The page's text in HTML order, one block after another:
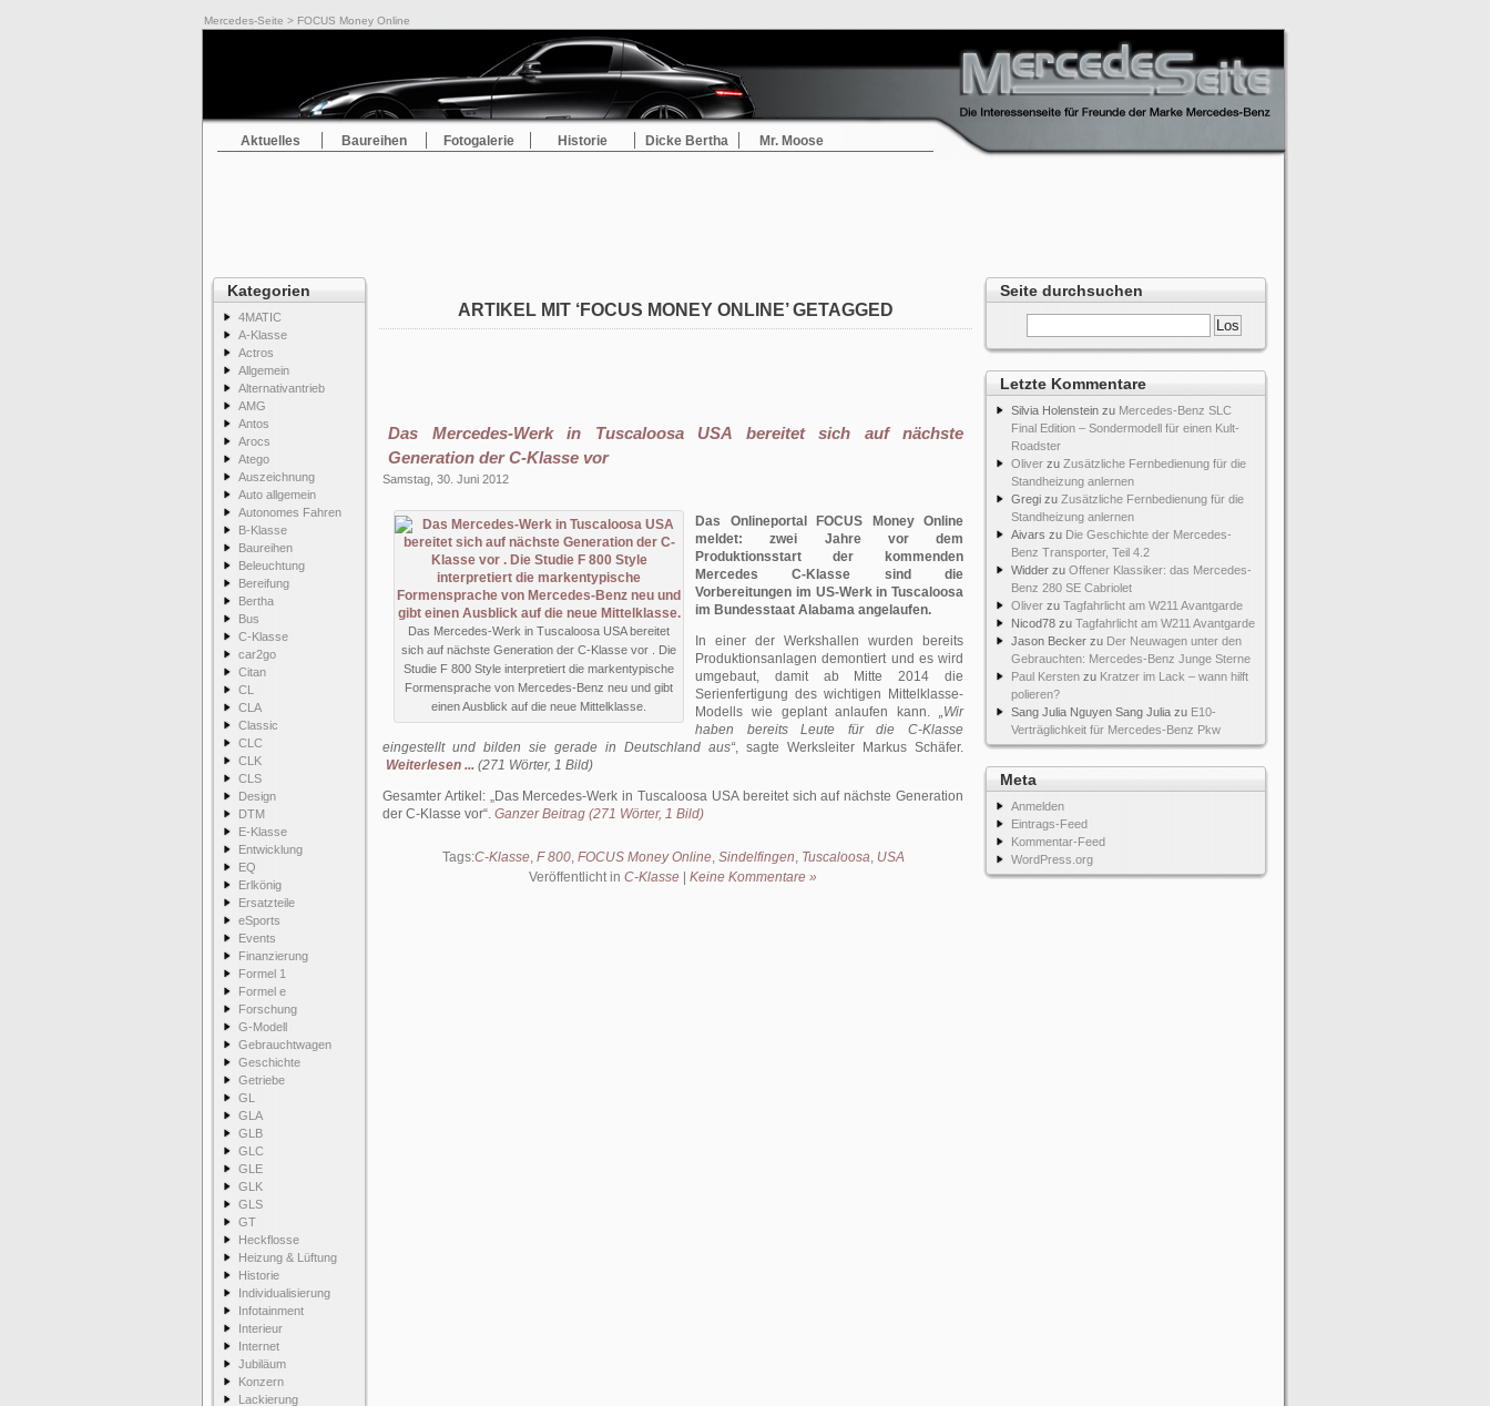
Mercedes-Seite > FOCUS Money Online
Aktuelles Baureihen Fotogalerie Historie Dicke Bertha Mr. Moose
Kategorien
4MATIC
A-Klasse
Actros
Allgemein
Alternativantrieb
AMG
Antos
Arocs
Atego
Auszeichnung
Auto allgemein
Autonomes Fahren
B-Klasse
Baureihen
Beleuchtung
Bereifung
Bertha
Bus
C-Klasse
car2go
Citan
CL
CLA
Classic
CLC
CLK
CLS
Design
DTM
E-Klasse
Entwicklung
EQ
Erlkönig
Ersatzteile
eSports
Events
Finanzierung
Formel 1
Formel e
Forschung
G-Modell
Gebrauchtwagen
Geschichte
Getriebe
GL
GLA
GLB
GLC
GLE
GLK
GLS
GT
Heckflosse
Heizung & Lüftung
Historie
Individualisierung
Infotainment
Interieur
Internet
Jubiläum
Konzern
Lackierung
Seite durchsuchen
Letzte Kommentare
Silvia Holenstein zu Mercedes-Benz SLC
Final Edition – Sondermodell für einen Kult-
Roadster
Oliver zu Zusätzliche Fernbedienung für die
Standheizung anlernen
Gregi zu Zusätzliche Fernbedienung für die
Standheizung anlernen
Aivars zu Die Geschichte der Mercedes-
Benz Transporter, Teil 4.2
Widder zu Offener Klassiker: das Mercedes-
Benz 280 SE Cabriolet
Oliver zu Tagfahrlicht am W211 Avantgarde
Nicod78 zu Tagfahrlicht am W211 Avantgarde
Jason Becker zu Der Neuwagen unter den
Gebrauchten: Mercedes-Benz Junge Sterne
Paul Kersten zu Kratzer im Lack – wann hilft
polieren?
Sang Julia Nguyen Sang Julia zu E10-
Verträglichkeit für Mercedes-Benz Pkw
Meta
Anmelden
Eintrags-Feed
Kommentar-Feed
WordPress.org
ARTIKEL MIT ‘FOCUS MONEY ONLINE’ GETAGGED
Das Mercedes-Werk in Tuscaloosa USA bereitet sich auf nächste
Generation der C-Klasse vor
Samstag, 30. Juni 2012
Das Mercedes-Werk in Tuscaloosa USA bereitet
sich auf nächste Generation der C-Klasse vor . Die
Studie F 800 Style interpretiert die markentypische
Formensprache von Mercedes-Benz neu und gibt
einen Ausblick auf die neue Mittelklasse.
Das Onlineportal FOCUS Money Online
meldet: zwei Jahre vor dem
Produktionsstart der kommenden
Mercedes C-Klasse sind die
Vorbereitungen im US-Werk in Tuscaloosa
im Bundesstaat Alabama angelaufen.
In einer der Werkshallen wurden bereits
Produktionsanlagen demontiert und es wird
umgebaut, damit ab Mitte 2014 die
Serienfertigung des wichtigen Mittelklasse-
Modells wie geplant anlaufen kann. „Wir
haben bereits Leute für die C-Klasse
eingestellt und bilden sie gerade in Deutschland aus“, sagte Werksleiter Markus Schäfer.
Weiterlesen ... (271 Wörter, 1 Bild)
Gesamter Artikel: Das Mercedes-Werk in Tuscaloosa USA bereitet sich auf nächste Generation
der C-Klasse vor . Ganzer Beitrag (271 Wörter, 1 Bild)
Tags:C-Klasse, F 800, FOCUS Money Online, Sindelfingen, Tuscaloosa, USA
Veröffentlicht in C-Klasse Keine Kommentare »